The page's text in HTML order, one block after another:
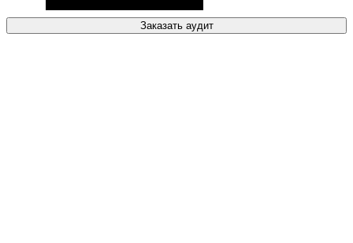
Заказать аудит